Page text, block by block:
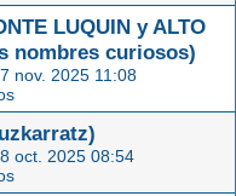
LUQUIN y ALTO
nombres curiosos)
nov. 2025 11:08
oct. 2025 08:54